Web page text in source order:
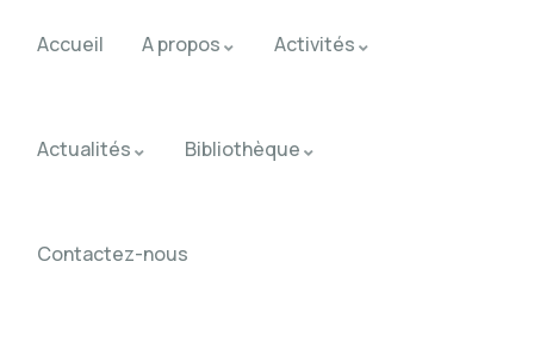
Accueil A propos Activités
Actualités Bibliothèque
Contactez-nous